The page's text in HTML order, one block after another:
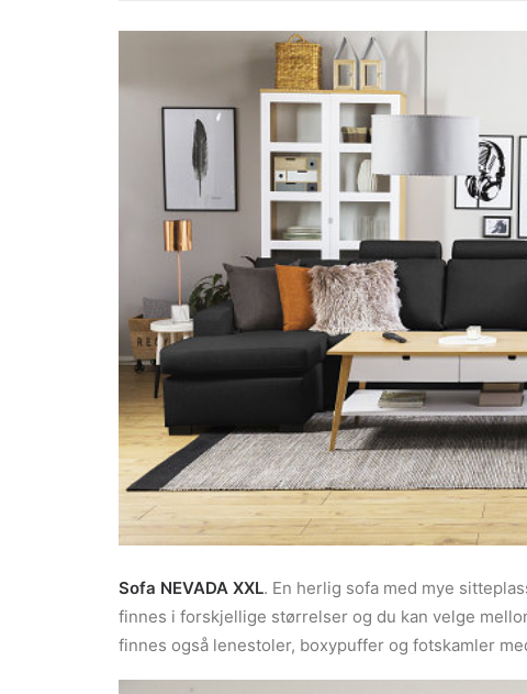
Sofa NEVADA XXL. En herlig sofa med mye
finnes i forskjellige størrelser og du kan velge
finnes også lenestoler, boxypuffer og fotskamler